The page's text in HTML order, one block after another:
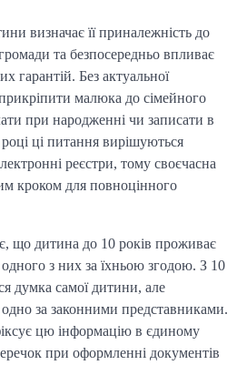
визначає її приналежність до
та безпосередньо впливає
гарантій. Без актуальної
малюка до сімейного
при народженні чи записати в
ці питання вирішуються
реєстри, тому своєчасна
кроком для повноцінного
що дитина до 10 років проживає
одного з них за їхньою згодою. З 10
думка самої дитини, але
за законними представниками.
цю інформацію в єдиному
при оформленні документів